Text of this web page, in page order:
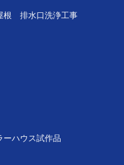
根 排水口洗浄工事
ハウス試作品